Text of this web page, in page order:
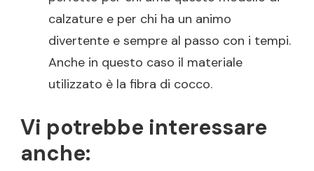
calzature e per chi ha un animo
divertente e sempre al passo con i tempi.
Anche in questo caso il materiale
utilizzato è la fibra di cocco.
Vi potrebbe interessare
anche: